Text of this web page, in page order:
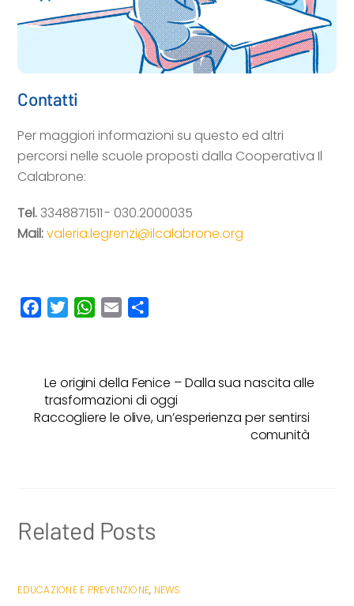
Contatti
Per maggiori informazioni su questo ed altri
percorsi nelle scuole proposti dalla Cooperativa Il
Calabrone:
Tel.3348871511 - 030.2000035
Mail:valeria.legrenzi@ilcalabrone.org
b
o
t
e
W
s
A
l
i
v
Le origini della Fenice – Dalla sua nascita alle
trasformazioni di oggi
Raccogliere le olive, un’esperienza per sentirsi
comunità
Related Posts
EDUCAZIONE E PREVENZIONE, NEWS